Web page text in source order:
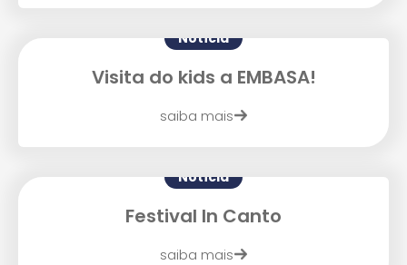
Notícia
Visita do kids a EMBASA!
saiba mais
Notícia
Festival In Canto
saiba mais